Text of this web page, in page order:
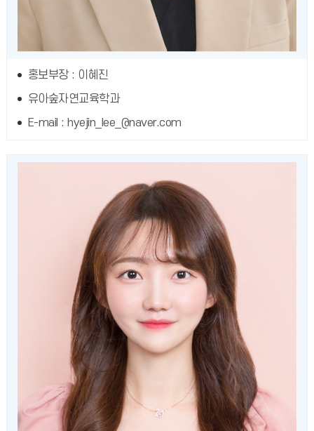
홍보부장 : 이혜진
유아숲자연교육학과
E-mail : hyejin_lee_@naver.com